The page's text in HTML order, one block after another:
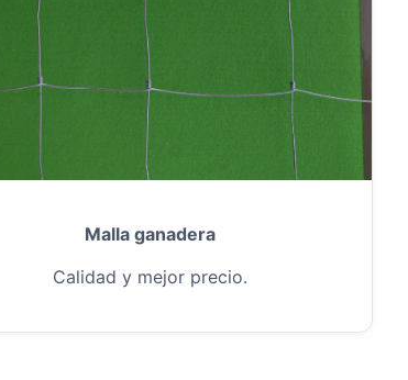
Malla ganadera
Calidad y mejor precio.